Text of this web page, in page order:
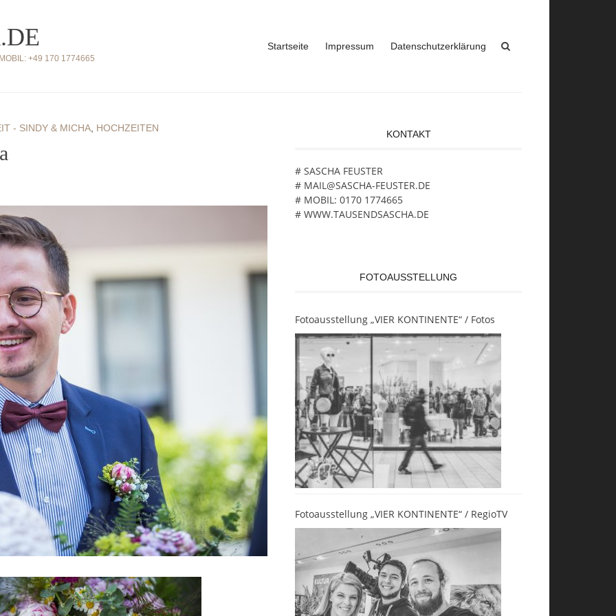
+49 170 1774665
Startseite Impressum Datenschutzerklärung
- SINDY & MICHA, HOCHZEITEN
KONTAKT
# SASCHA FEUSTER
# MAIL@SASCHA-FEUSTER.DE
# MOBIL: 0170 1774665
# WWW.TAUSENDSASCHA.DE
FOTOAUSSTELLUNG
Fotoausstellung „VIER KONTINENTE“ / Fotos
Fotoausstellung „VIER KONTINENTE“ / RegioTV